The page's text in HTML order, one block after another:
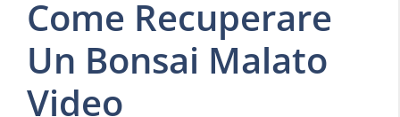
Come Recuperare
Un Bonsai Malato
Video